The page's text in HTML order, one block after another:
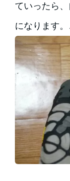
ていったら
になります。